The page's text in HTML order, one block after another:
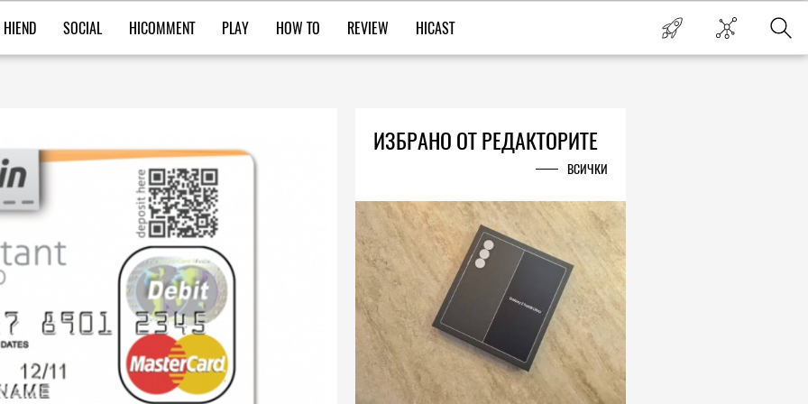
HIEND SOCIAL HICOMMENT PLAY HOW TO REVIEW HICAST
ИЗБРАНО ОТ РЕДАКТОРИТЕ
ВСИЧКИ